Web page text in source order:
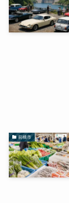
前橋市